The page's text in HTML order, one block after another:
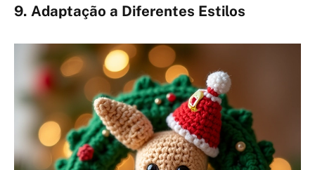
9. Adaptação a Diferentes Estilos